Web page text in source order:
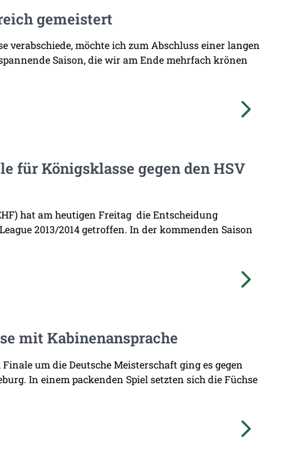
gemeistert
verabschiede, möchte ich zum Abschluss einer langen
Saison, die wir am Ende mehrfach krönen
für Königsklasse gegen den HSV
hat am heutigen Freitag die Entscheidung
2013/2014 getroffen. In der kommenden Saison
mit Kabinenansprache
um die Deutsche Meisterschaft ging es gegen
In einem packenden Spiel setzten sich die Füchse